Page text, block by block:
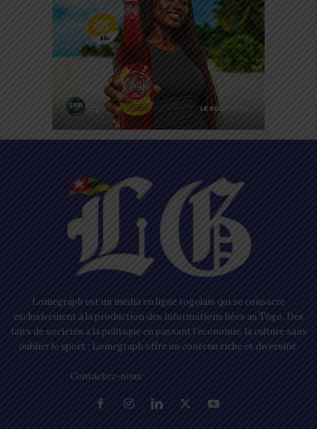
Lomegraph est un média en ligne togolais qui se consacre
exclusivement à la production des informations liées au Togo. Des
faits de sociétés à la politique en passant l’économie, la culture sans
oublier le sport ; Lomegraph offre un contenu riche et diversifié.
Contactez-nous: